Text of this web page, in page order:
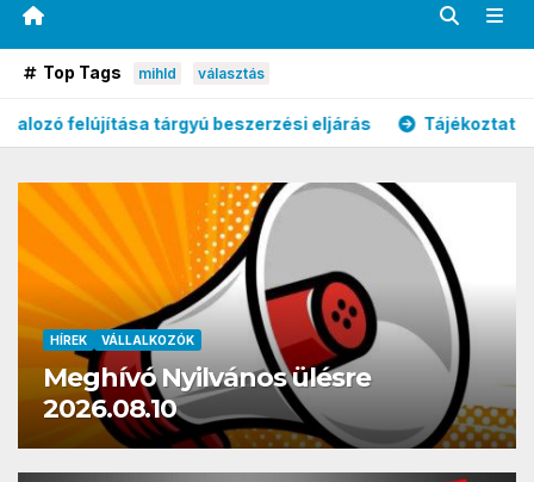
Top Tags mihld választás
tárgyú beszerzési eljárás Tájékoztató iskola és
HÍREK VÁLLALKOZÓK
Meghívó Nyilvános ülésre
2026.08.10